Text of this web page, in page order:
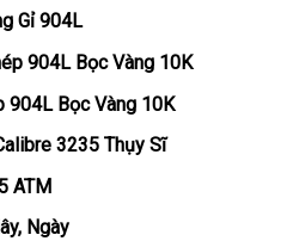
Gỉ 904L
904L Bọc Vàng 10K
904L Bọc Vàng 10K
3235 Thụy Sĩ
ATM
Ngày